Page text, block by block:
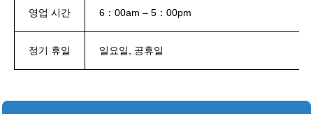
영업 시간 6：00am – 5：00pm
정기 휴일 일요일, 공휴일